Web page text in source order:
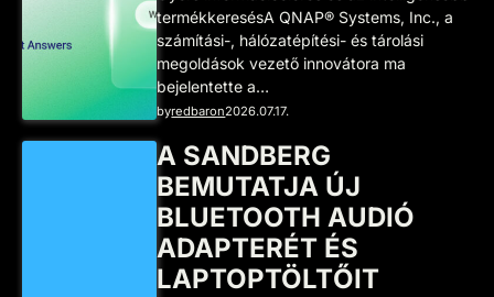
termékkeresésA QNAP® Systems, Inc., a
számítási-, hálózatépítési- és tárolási
megoldások vezető innovátora ma
bejelentette a…
byredbaron2026.07.17.
A SANDBERG
BEMUTATJA ÚJ
BLUETOOTH AUDIÓ
ADAPTERÉT ÉS
LAPTOPTÖLTŐIT